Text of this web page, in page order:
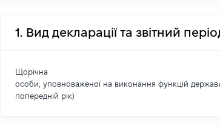
1. Вид декларації та звітний
Щорічна
особи, уповноваженої на виконання функцій
попередній рік)